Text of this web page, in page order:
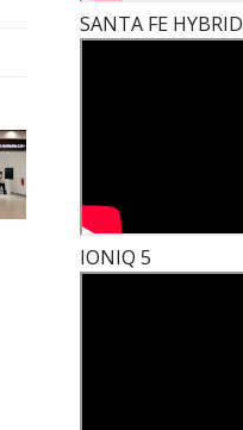
SANTA FE HYBRID
IONIQ 5